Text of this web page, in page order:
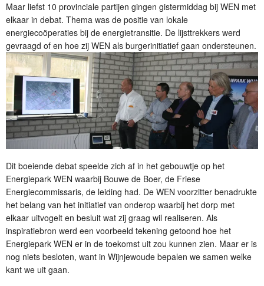
Maar liefst 10 provinciale partijen gingen gistermiddag bij WEN met
elkaar in debat. Thema was de positie van lokale
energiecoöperaties bij de energietransitie. De lijsttrekkers werd
gevraagd of en hoe zij WEN als burgerinitiatief gaan ondersteunen.
Dit boeiende debat speelde zich af in het gebouwtje op het
Energiepark WEN waarbij Bouwe de Boer, de Friese
Energiecommissaris, de leiding had. De WEN voorzitter benadrukte
het belang van het initiatief van onderop waarbij het dorp met
elkaar uitvogelt en besluit wat zij graag wil realiseren. Als
inspiratiebron werd een voorbeeld tekening getoond hoe het
Energiepark WEN er in de toekomst uit zou kunnen zien. Maar er is
nog niets besloten, want in Wijnjewoude bepalen we samen welke
kant we uit gaan.